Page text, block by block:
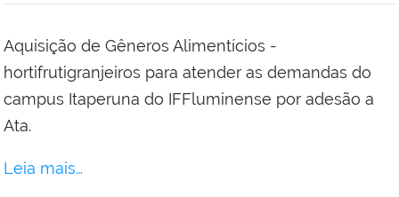
Aquisição de Gêneros Alimentícios -
hortifrutigranjeiros para atender as demandas do
campus Itaperuna do IFFluminense por adesão a
Ata.
Leia mais…